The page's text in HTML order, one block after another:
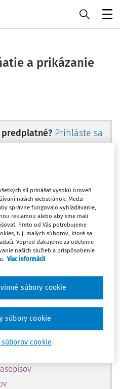
a prikázanie
Prihláste sa
si prečítali len
z tejto oblasti je
portálu.
k odbornému
prístup na 10 dní
len zaregistrovať.
získate prístup aj k
obsahu:
síl prinášať vysokú úroveň
našich webstránok. Medzi
správne fungovalo vyhľadávanie,
reklamou alebo aby sme mali
Preto od Vás potrebujeme
t. j. malých súborov, ktoré sa
Vopred ďakujeme za udelenie
našich služieb a prispôsobenie
Viac informácií
cookie
súbory cookie
súbory cookie